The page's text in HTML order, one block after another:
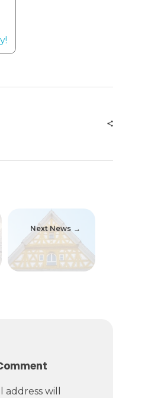
Next News
address will